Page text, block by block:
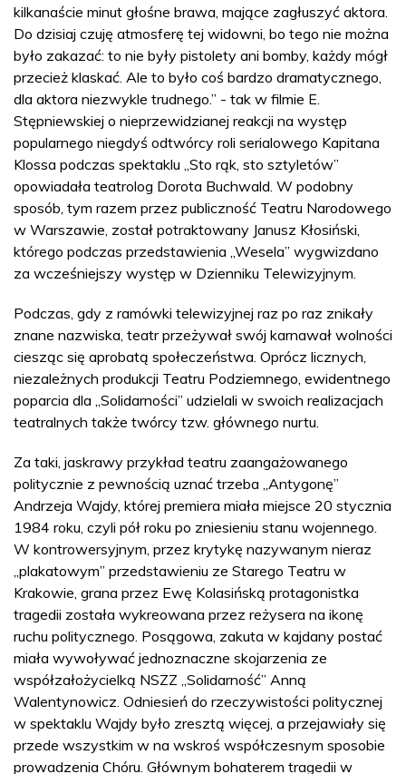
kilkanaście minut głośne brawa, mające zagłuszyć aktora.
Do dzisiaj czuję atmosferę tej widowni, bo tego nie można
było zakazać: to nie były pistolety ani bomby, każdy mógł
przecież klaskać. Ale to było coś bardzo dramatycznego,
dla aktora niezwykle trudnego.” - tak w filmie E.
Stępniewskiej o nieprzewidzianej reakcji na występ
popularnego niegdyś odtwórcy roli serialowego Kapitana
Klossa podczas spektaklu „Sto rąk, sto sztyletów”
opowiadała teatrolog Dorota Buchwald. W podobny
sposób, tym razem przez publiczność Teatru Narodowego
w Warszawie, został potraktowany Janusz Kłosiński,
którego podczas przedstawienia „Wesela” wygwizdano
za wcześniejszy występ w Dzienniku Telewizyjnym.
Podczas, gdy z ramówki telewizyjnej raz po raz znikały
znane nazwiska, teatr przeżywał swój karnawał wolności
ciesząc się aprobatą społeczeństwa. Oprócz licznych,
niezależnych produkcji Teatru Podziemnego, ewidentnego
poparcia dla „Solidarności” udzielali w swoich realizacjach
teatralnych także twórcy tzw. głównego nurtu.
Za taki, jaskrawy przykład teatru zaangażowanego
politycznie z pewnością uznać trzeba „Antygonę”
Andrzeja Wajdy, której premiera miała miejsce 20 stycznia
1984 roku, czyli pół roku po zniesieniu stanu wojennego.
W kontrowersyjnym, przez krytykę nazywanym nieraz
„plakatowym” przedstawieniu ze Starego Teatru w
Krakowie, grana przez Ewę Kolasińską protagonistka
tragedii została wykreowana przez reżysera na ikonę
ruchu politycznego. Posągowa, zakuta w kajdany postać
miała wywoływać jednoznaczne skojarzenia ze
współzałożycielką NSZZ „Solidarność” Anną
Walentynowicz. Odniesień do rzeczywistości politycznej
w spektaklu Wajdy było zresztą więcej, a przejawiały się
przede wszystkim w na wskroś współczesnym sposobie
prowadzenia Chóru. Głównym bohaterem tragedii w